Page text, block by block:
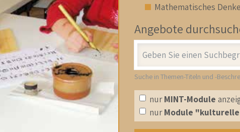
Mathematisches
Angebote
Stichwort
Suche in Themen-Titeln und -
nurMINT-Module
nurModule